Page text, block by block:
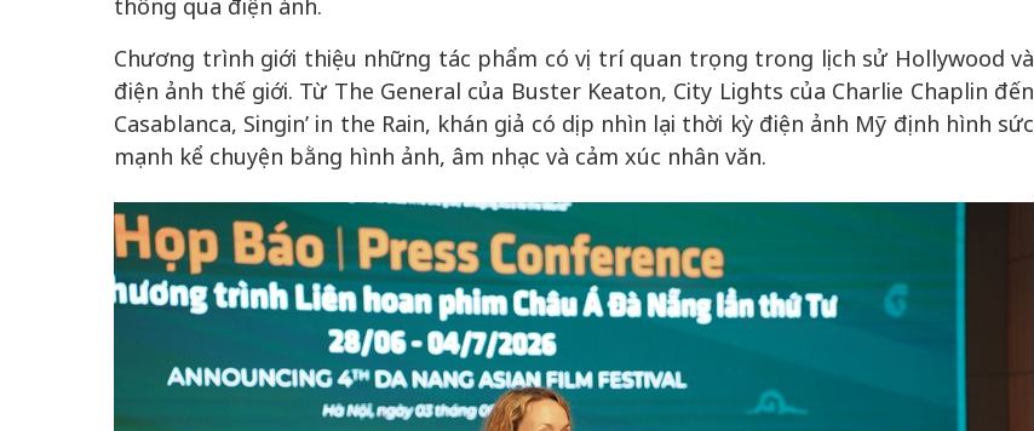
thông qua điện ảnh.
Chương trình giới thiệu những tác phẩm có vị trí quan trọng trong lịch sử Hollywood và
điện ảnh thế giới. Từ The General của Buster Keaton, City Lights của Charlie Chaplin đến
Casablanca, Singin’ in the Rain, khán giả có dịp nhìn lại thời kỳ điện ảnh Mỹ định hình sức
mạnh kể chuyện bằng hình ảnh, âm nhạc và cảm xúc nhân văn.